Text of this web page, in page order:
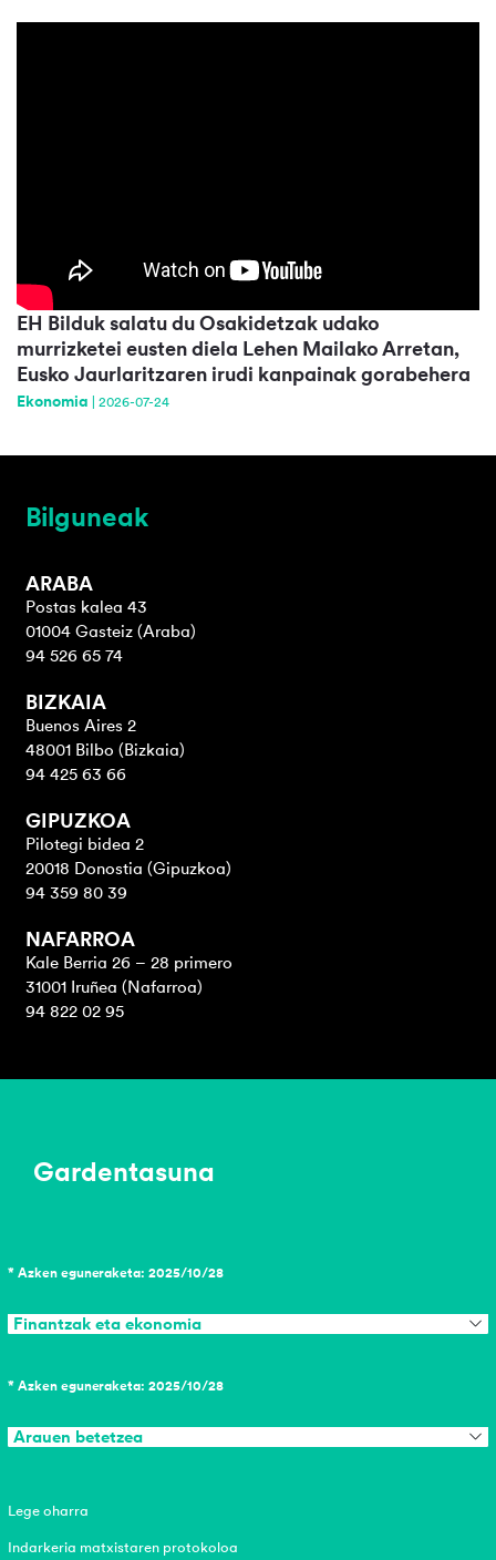
EH Bilduk salatu du Osakidetzak udako
murrizketei eusten diela Lehen Mailako Arretan,
Eusko Jaurlaritzaren irudi kanpainak gorabehera
Ekonomia 2026-07-24
Bilguneak
ARABA
Postas kalea 43
01004 Gasteiz (Araba)
94 526 65 74
BIZKAIA
Buenos Aires 2
48001 Bilbo (Bizkaia)
94 425 63 66
GIPUZKOA
Pilotegi bidea 2
20018 Donostia (Gipuzkoa)
94 359 80 39
NAFARROA
Kale Berria 26 – 28 primero
31001 Iruñea (Nafarroa)
94 822 02 95
Gardentasuna
* Azken eguneraketa: 2025/10/28
Finantzak eta ekonomia
* Azken eguneraketa: 2025/10/28
Arauen betetzea
Lege oharra
Indarkeria matxistaren protokoloa